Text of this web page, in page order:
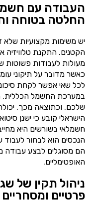
העבודה עם
החלטה בטוחה
יש משימות מקצועיות
הקטנים. התקנת טלוויזיה
מעולות לעבודות
כאשר מדובר על תיקוני
לכל שאי אפשר לקחת
במערכת החשמל הכללית,
שלכם. וכתוצאה מכך,
הישראלי קובע כי ישנן
חשמלאי בשורשים היא
הנכסים הוא לבחור לעבוד
הם מסוגלים לבצע עבודה
האופטימליים.
ניהול תקין של
פרטיים ומסחריים